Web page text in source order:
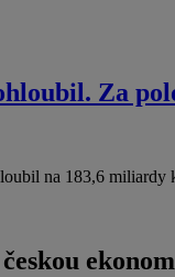
Za
na 183,6